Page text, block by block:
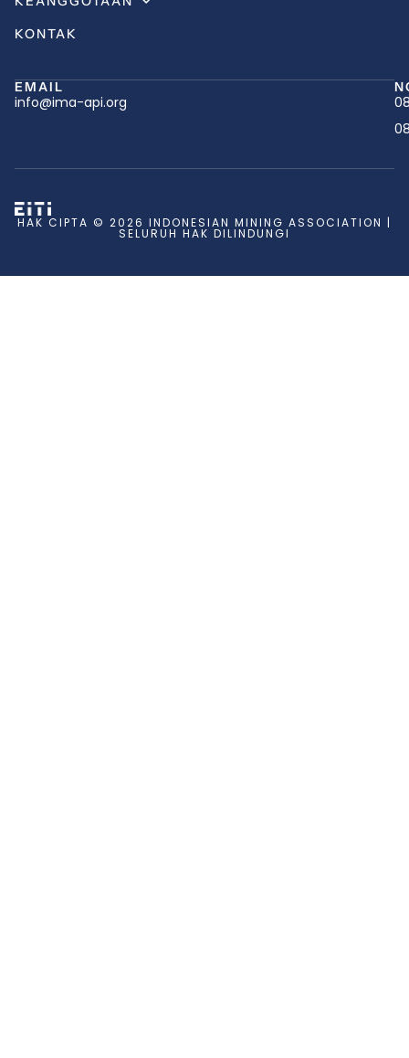
KONTAK
EMAIL
info@ima-api.org
HAK CIPTA © 2026 INDONESIAN MINING ASSOCIATION |
SELURUH HAK DILINDUNGI